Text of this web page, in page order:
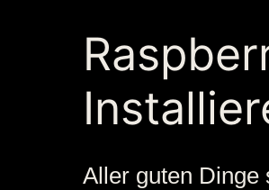
Aller guten Dinge